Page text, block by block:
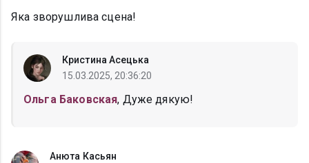
Яка зворушлива сцена!
Кристина Асецька
15.03.2025, 20:36:20
Ольга Баковская, Дуже дякую!
Анюта Касьян